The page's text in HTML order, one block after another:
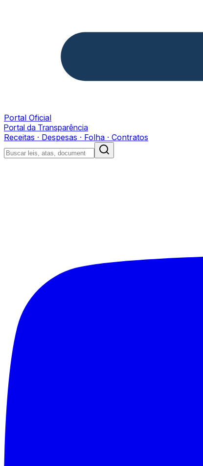
Portal Oficial
Portal da Transparência
Receitas · Despesas · Folha · Contratos